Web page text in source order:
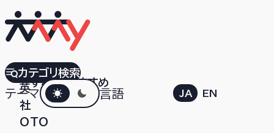
すべておすすめ
テーマダークモード言語 JA EN
カテゴリ検索
集
英
社
OTO